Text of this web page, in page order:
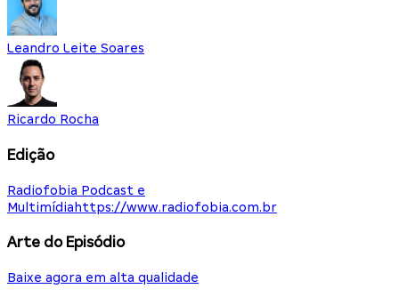
Leandro Leite Soares
Ricardo Rocha
Edição
Radiofobia Podcast e
Multimídia https://www.radiofobia.com.br
Arte do Episódio
Baixe agora em alta qualidade